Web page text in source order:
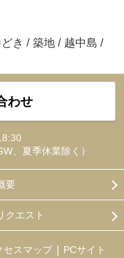
き / 築地 / 越中島 /
わせ
、夏季休業除く）
要
クエスト
セスマップ PCサイト